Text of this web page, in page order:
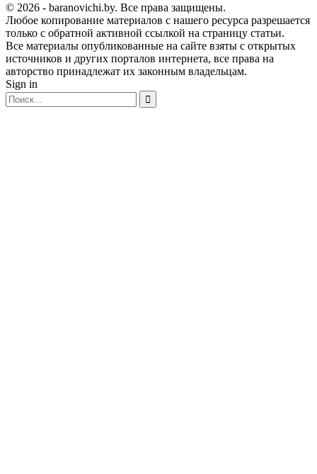
© 2026 - baranovichi.by. Все права защищены.
Любое копирование материалов с нашего ресурса разрешается
только с обратной активной ссылкой на страницу статьи.
Все материалы опубликованные на сайте взяты с открытых
источников и других порталов интернета, все права на
авторство принадлежат их законным владельцам.
Sign in